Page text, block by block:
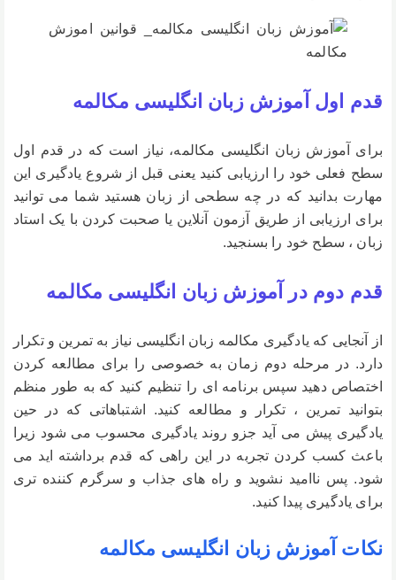
قدم اول آموزش زبان انگلیسی مکالمه
برای آموزش زبان انگلیسی مکالمه، نیاز است که در قدم اول
سطح فعلی خود را ارزیابی کنید یعنی قبل از شروع یادگیری این
مهارت بدانید که در چه سطحی از زبان هستید شما می توانید
برای ارزیابی از طریق آزمون آنلاین یا صحبت کردن با یک استاد
زبان ، سطح خود را بسنجید.
قدم دوم در آموزش زبان انگلیسی مکالمه
از آنجایی که یادگیری مکالمه زبان انگلیسی نیاز به تمرین و تکرار
دارد. در مرحله دوم زمان به خصوصی را برای مطالعه کردن
اختصاص دهید سپس برنامه ای را تنظیم کنید که به طور منظم
بتوانید تمرین ، تکرار و مطالعه کنید. اشتباهاتی که در حین
یادگیری پیش می آید جزو روند یادگیری محسوب می شود زیرا
باعث کسب کردن تجربه در این راهی که قدم برداشته اید می
شود. پس ناامید نشوید و راه های جذاب و سرگرم کننده تری
برای یادگیری پیدا کنید.
نکات آموزش زبان انگلیسی مکالمه